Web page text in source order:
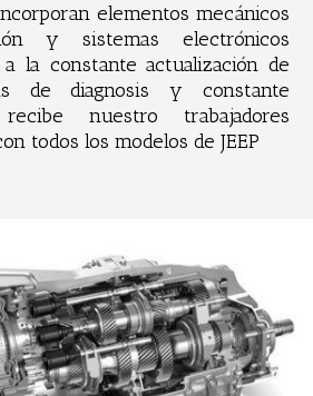
elementos mecánicos
y sistemas electrónicos
a la constante actualización de
de diagnosis y constante
nuestro trabajadores
todos los modelos de JEEP